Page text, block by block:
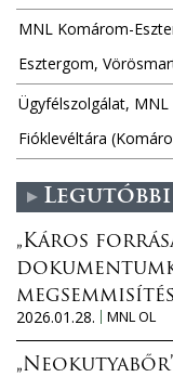
MNL Komárom-
Esztergom,
Ügyfélszolgálat, MNL
Fióklevéltára
„Káros
2026.01.28.
MNL OL